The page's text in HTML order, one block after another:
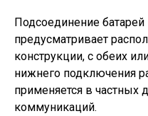
Подсоединение
предусматривает
конструкции, с обеих
нижнего подключения
применяется в частных
коммуникаций.